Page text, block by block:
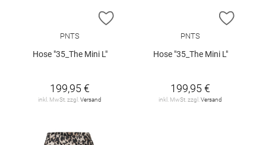
ZUR WUNSCHLISTE HINZUFÜGEN
PNTS
Hose "35_The Mini L"
199,95 €
inkl. MwSt. zzgl. Versand
ZUR
PNTS
Hose "35_The Mini L"
199,95 €
inkl. MwSt. zzgl. Versand